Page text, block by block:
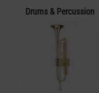
Drums & Percussion